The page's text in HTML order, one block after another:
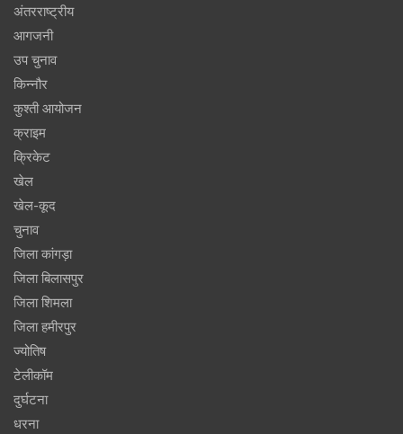
अंतरराष्ट्रीय
आगजनी
उप चुनाव
किन्नौर
कुश्ती आयोजन
क्राइम
क्रिकेट
खेल
खेल-कूद
चुनाव
जिला कांगड़ा
जिला बिलासपुर
जिला शिमला
जिला हमीरपुर
ज्योतिष
टेलीकॉम
दुर्घटना
धरना